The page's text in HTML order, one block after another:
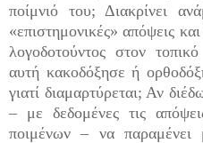
ποίμνιό του; Διακρίνει
«επιστημονικές» απόψεις
λογοδοτούντος στον
αυτή κακοδόξησε ή
γιατί διαμαρτύρεται; Αν
– με δεδομένες τις
ποιμένων – να παραμένει